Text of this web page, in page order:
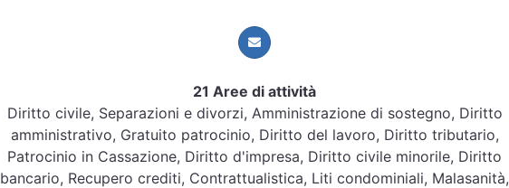
21 Aree di attività
Diritto civile, Separazioni e divorzi, Amministrazione di sostegno, Diritto
amministrativo, Gratuito patrocinio, Diritto del lavoro, Diritto tributario,
Patrocinio in Cassazione, Diritto d'impresa, Diritto civile minorile, Diritto
bancario, Recupero crediti, Contrattualistica, Liti condominiali, Malasanità,